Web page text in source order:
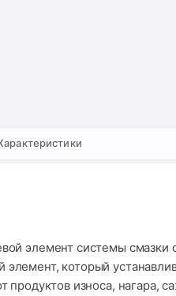
элемент системы
который
продуктов износа,